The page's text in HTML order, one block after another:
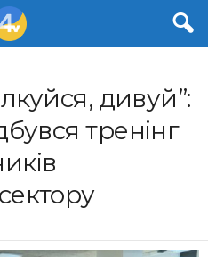
дивуй”:
тренінг